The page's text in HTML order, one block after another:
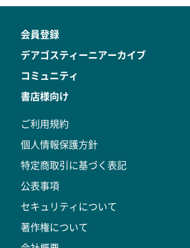
会員登録
デアゴスティーニアーカイブ
コミュニティ
書店様向け
ご利用規約
個人情報保護方針
特定商取引に基づく表記
公表事項
セキュリティについて
著作権について